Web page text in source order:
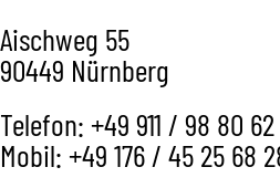
Aischweg 55
90449 Nürnberg
Telefon: +49 911 / 98 80
Mobil: +49 176 / 45 25 68